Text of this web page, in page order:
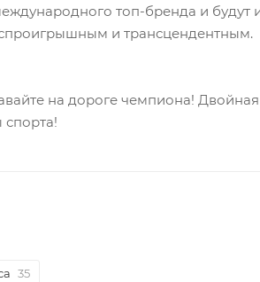
топ-бренда и будут
и трансцендентным.
на дороге чемпиона!
35